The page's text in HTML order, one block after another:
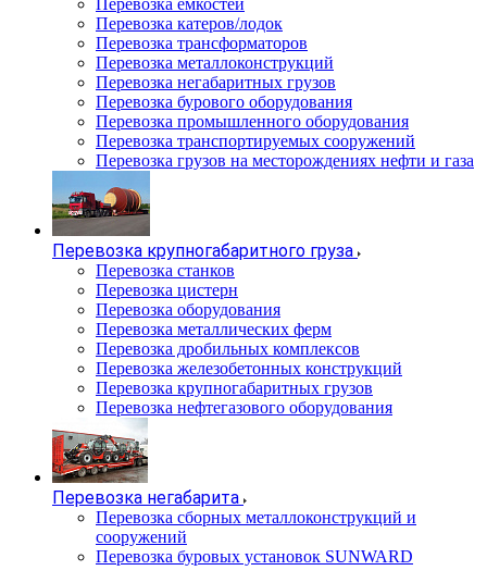
Перевозка емкостей
Перевозка катеров/лодок
Перевозка трансформаторов
Перевозка металлоконструкций
Перевозка негабаритных грузов
Перевозка бурового оборудования
Перевозка промышленного оборудования
Перевозка транспортируемых сооружений
Перевозка грузов на месторождениях нефти и газа
Перевозка крупногабаритного груза
Перевозка станков
Перевозка цистерн
Перевозка оборудования
Перевозка металлических ферм
Перевозка дробильных комплексов
Перевозка железобетонных конструкций
Перевозка крупногабаритных грузов
Перевозка нефтегазового оборудования
Перевозка негабарита
Перевозка сборных металлоконструкций и
сооружений
Перевозка буровых установок SUNWARD